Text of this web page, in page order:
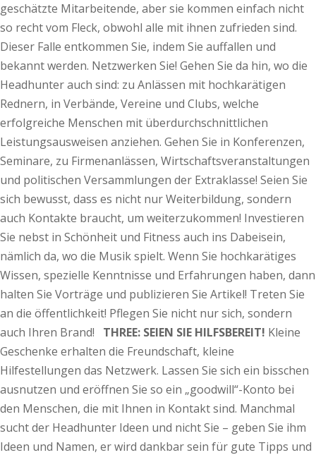
geschätzte Mitarbeitende, aber sie kommen einfach nicht
so recht vom Fleck, obwohl alle mit ihnen zufrieden sind.
Dieser Falle entkommen Sie, indem Sie auffallen und
bekannt werden. Netzwerken Sie! Gehen Sie da hin, wo die
Headhunter auch sind: zu Anlässen mit hochkarätigen
Rednern, in Verbände, Vereine und Clubs, welche
erfolgreiche Menschen mit überdurchschnittlichen
Leistungsausweisen anziehen. Gehen Sie in Konferenzen,
Seminare, zu Firmenanlässen, Wirtschaftsveranstaltungen
und politischen Versammlungen der Extraklasse! Seien Sie
sich bewusst, dass es nicht nur Weiterbildung, sondern
auch Kontakte braucht, um weiterzukommen! Investieren
Sie nebst in Schönheit und Fitness auch ins Dabeisein,
nämlich da, wo die Musik spielt. Wenn Sie hochkarätiges
Wissen, spezielle Kenntnisse und Erfahrungen haben, dann
halten Sie Vorträge und publizieren Sie Artikel! Treten Sie
an die öffentlichkeit! Pflegen Sie nicht nur sich, sondern
auch Ihren Brand! THREE: SEIEN SIE HILFSBEREIT! Kleine
Geschenke erhalten die Freundschaft, kleine
Hilfestellungen das Netzwerk. Lassen Sie sich ein bisschen
ausnutzen und eröffnen Sie so ein „goodwill“-Konto bei
den Menschen, die mit Ihnen in Kontakt sind. Manchmal
sucht der Headhunter Ideen und nicht Sie – geben Sie ihm
Ideen und Namen, er wird dankbar sein für gute Tipps und